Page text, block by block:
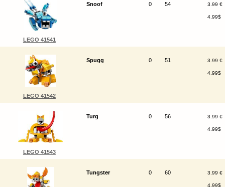
LEGO 41541
Snoof 0 54 3.99 €
4.99$
LEGO 41542
Spugg 0 51 3.99 €
4.99$
LEGO 41543
Turg 0 56 3.99 €
4.99$
Tungster 0 60 3.99 €
4.99$